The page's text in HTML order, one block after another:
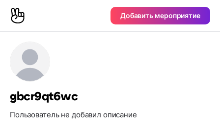
Добавить мероприятие
gbcr9qt6wc
Пользователь не добавил описание